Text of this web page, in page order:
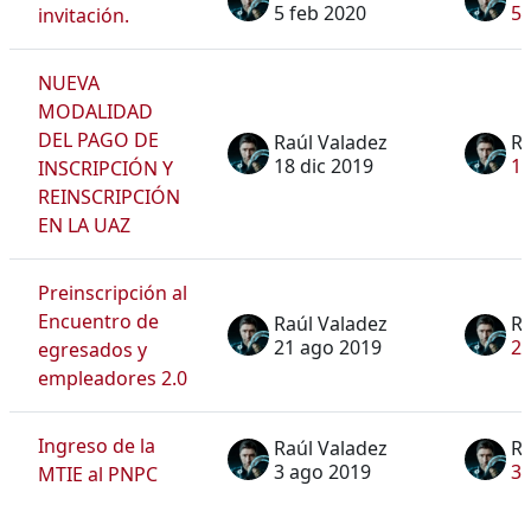
invitación.
5 feb 2020
5
NUEVA
MODALIDAD
DEL PAGO DE
INSCRIPCIÓN Y
REINSCRIPCIÓN
EN LA UAZ
Raúl Valadez
18 dic 2019
Preinscripción al
Encuentro de
egresados y
empleadores 2.0
Raúl Valadez
21 ago 2019
Ingreso de la
MTIE al PNPC
Raúl Valadez
3 ago 2019
3